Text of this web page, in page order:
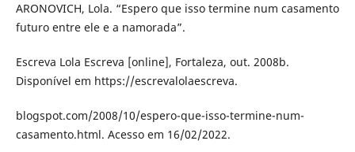
ARONOVICH, Lola. “Espero que isso termine num casamento
futuro entre ele e a namorada”.
Escreva Lola Escreva [online], Fortaleza, out. 2008b.
Disponível em https://escrevalolaescreva.
blogspot.com/2008/10/espero-que-isso-termine-num-
casamento.html. Acesso em 16/02/2022.